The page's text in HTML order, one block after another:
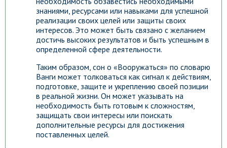
знаниями, ресурсами или навыками для успешной
реализации своих целей или защиты своих
интересов. Это может быть связано с желанием
достичь высоких результатов и быть успешным в
определенной сфере деятельности.
Таким образом, сон о «Вооружаться» по словарю
Ванги может толковаться как сигнал к действиям,
подготовке, защите и укреплению своей позиции
в реальной жизни. Он может указывать на
необходимость быть готовым к сложностям,
защищать свои интересы или поискать
дополнительные ресурсы для достижения
поставленных целей.